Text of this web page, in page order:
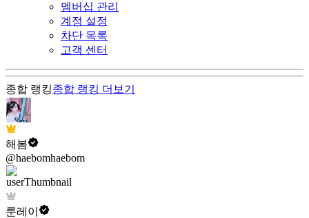
멤버십 관리
계정 설정
차단 목록
고객 센터
종합 랭킹종합 랭킹 더보기
해봄
@haebomhaebom
룬레이